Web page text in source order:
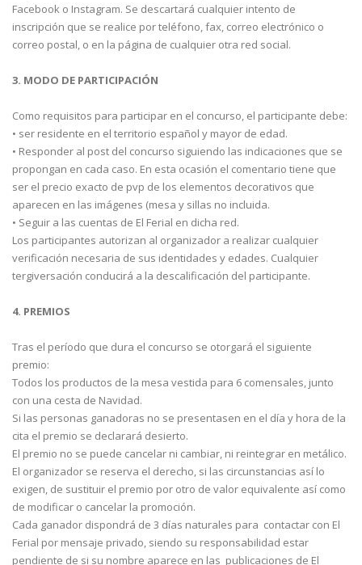
Facebook o Instagram. Se descartará cualquier intento de
inscripción que se realice por teléfono, fax, correo electrónico o
correo postal, o en la página de cualquier otra red social.
3. MODO DE PARTICIPACIÓN
Como requisitos para participar en el concurso, el participante debe:
• ser residente en el territorio español y mayor de edad.
• Responder al post del concurso siguiendo las indicaciones que se
propongan en cada caso. En esta ocasión el comentario tiene que
ser el precio exacto de pvp de los elementos decorativos que
aparecen en las imágenes (mesa y sillas no incluida.
• Seguir a las cuentas de El Ferial en dicha red.
Los participantes autorizan al organizador a realizar cualquier
verificación necesaria de sus identidades y edades. Cualquier
tergiversación conducirá a la descalificación del participante.
4. PREMIOS
Tras el período que dura el concurso se otorgará el siguiente
premio:
Todos los productos de la mesa vestida para 6 comensales, junto
con una cesta de Navidad.
Si las personas ganadoras no se presentasen en el día y hora de la
cita el premio se declarará desierto.
El premio no se puede cancelar ni cambiar, ni reintegrar en metálico.
El organizador se reserva el derecho, si las circunstancias así lo
exigen, de sustituir el premio por otro de valor equivalente así como
de modificar o cancelar la promoción.
Cada ganador dispondrá de 3 días naturales para contactar con El
Ferial por mensaje privado, siendo su responsabilidad estar
pendiente de si su nombre aparece en las publicaciones de El